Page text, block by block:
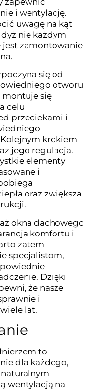
i wentylację.
uwagę na kąt
nie każdym
zamontowanie
się od
otworu
montuje się
celu
przeciekami i
krokiem
jego regulacja.
elementy
i
oraz zwiększa
okna dachowego
komfortu i
zatem
specjalistom,
Dzięki
że nasze
i
lat.
to
dla każdego,
naturalnym
wentylacją na